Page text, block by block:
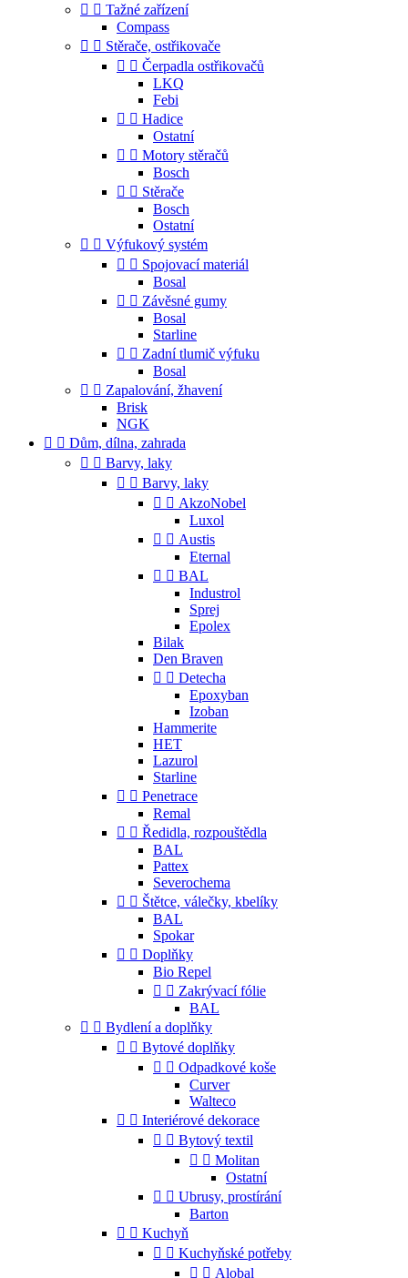
  Tažné zařízení
Compass
  Stěrače, ostřikovače
  Čerpadla ostřikovačů
LKQ
Febi
  Hadice
Ostatní
  Motory stěračů
Bosch
  Stěrače
Bosch
Ostatní
  Výfukový systém
  Spojovací materiál
Bosal
  Závěsné gumy
Bosal
Starline
  Zadní tlumič výfuku
Bosal
  Zapalování, žhavení
Brisk
NGK
  Dům, dílna, zahrada
  Barvy, laky
  Barvy, laky
  AkzoNobel
Luxol
  Austis
Eternal
  BAL
Industrol
Sprej
Epolex
Bilak
Den Braven
  Detecha
Epoxyban
Izoban
Hammerite
HET
Lazurol
Starline
  Penetrace
Remal
  Ředidla, rozpouštědla
BAL
Pattex
Severochema
  Štětce, válečky, kbelíky
BAL
Spokar
  Doplňky
Bio Repel
  Zakrývací fólie
BAL
  Bydlení a doplňky
  Bytové doplňky
  Odpadkové koše
Curver
Walteco
  Interiérové dekorace
  Bytový textil
  Molitan
Ostatní
  Ubrusy, prostírání
Barton
  Kuchyň
  Kuchyňské potřeby
  Alobal